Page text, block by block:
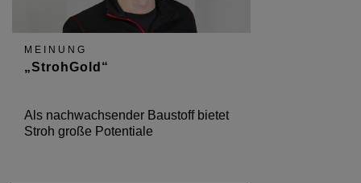
MEINUNG
„StrohGold“
Als nachwachsender Baustoff bietet
Stroh große Potentiale